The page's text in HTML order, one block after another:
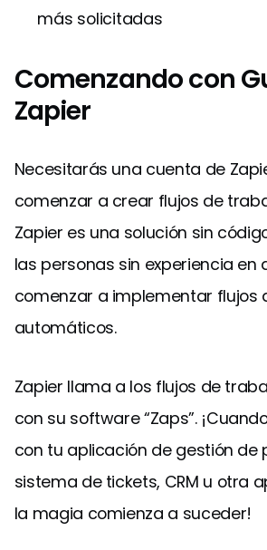
más solicitadas
Comenzando con
Zapier
Necesitarás una cuenta de
comenzar a crear flujos de
Zapier es una solución sin
las personas sin experiencia en
comenzar a implementar flujos
automáticos.
Zapier llama a los flujos de
con su software “Zaps”.
con tu aplicación de gestión de
sistema de tickets, CRM u otra
la magia comienza a suceder!